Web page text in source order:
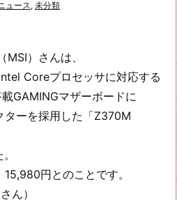
ュース , 未分類
）さんは、
Coreプロセッサに対応する
GAMINGマザーボードに
ーを採用した「Z370M
円とのことです。
ん）